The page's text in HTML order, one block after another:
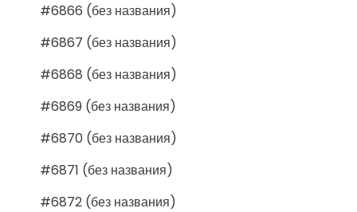
#6866 (без названия)
#6867 (без названия)
#6868 (без названия)
#6869 (без названия)
#6870 (без названия)
#6871 (без названия)
#6872 (без названия)